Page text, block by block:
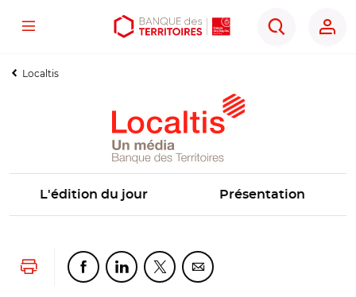
Aller
contenu
Aller
menu
Ouvrir
outils
Menu
Rechercher
Localtis
L'édition du jour Présentation
Lancer l'impressionPartager cette page sur Facebook
Partager cette page sur Linkedin
Partager cette page sur Twitter
Partager cette page sur